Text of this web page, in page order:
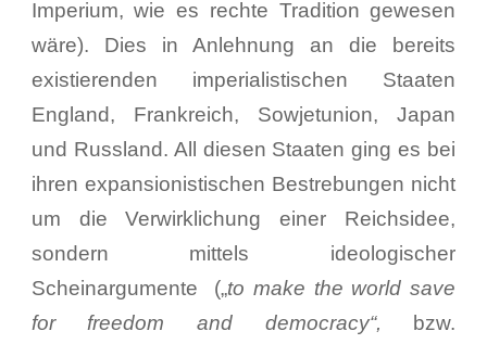
Imperium, wie es rechte Tradition gewesen
wäre). Dies in Anlehnung an die bereits
existierenden imperialistischen Staaten
England, Frankreich, Sowjetunion, Japan
und Russland. All diesen Staaten ging es bei
ihren expansionistischen Bestrebungen nicht
um die Verwirklichung einer Reichsidee,
sondern mittels ideologischer
Scheinargumente („to make the world save
for freedom and democracy“,
bzw.